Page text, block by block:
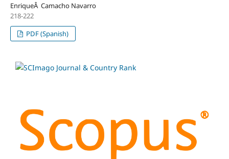
EnriqueÂ Camacho Navarro
218-222
PDF (Spanish)